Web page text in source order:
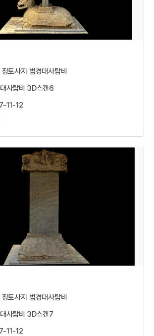
토사지 법경대사탑비
사탑비 3D스캔6
11-12
토사지 법경대사탑비
사탑비 3D스캔7
11-12